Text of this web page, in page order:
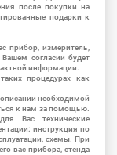
после покупки на
подарки к
прибор, измеритель,
согласии будет
информации.
процедурах как
необходимой
к нам за помощью.
Вас технические
инструкция по
схемы. При
вас прибора, стенда